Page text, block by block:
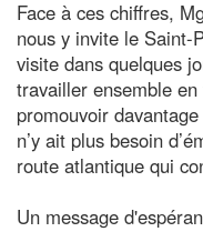
Face à ces chiffres,
nous y invite le Saint-
visite dans quelques
travailler ensemble
promouvoir
n’y ait plus besoin
route atlantique qui
Un message